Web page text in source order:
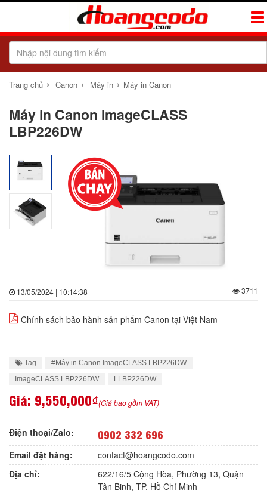
Trang chủ › Canon › Máy in › Máy in Canon
Máy in Canon ImageCLASS
LBP226DW
13/05/2024 | 10:14:38 3711
Chính sách bảo hành sản phẩm Canon tại Việt Nam
Tag
#Máy in Canon ImageCLASS LBP226DW
ImageCLASS LBP226DW
LLBP226DW
Giá: 9,550,000₫(Giá bao gồm VAT)
Điện thoại/Zalo: 0902 332 696
Email đặt hàng:
contact@hoangcodo.com
Địa chỉ:
622/16/5 Cộng Hòa, Phường 13, Quận
Tân Binh, TP. Hồ Chí Minh